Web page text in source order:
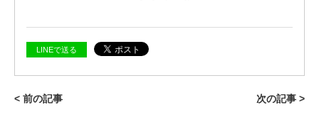
再
生・
産業
LINEで送る
< 前の記事 次の記事 >